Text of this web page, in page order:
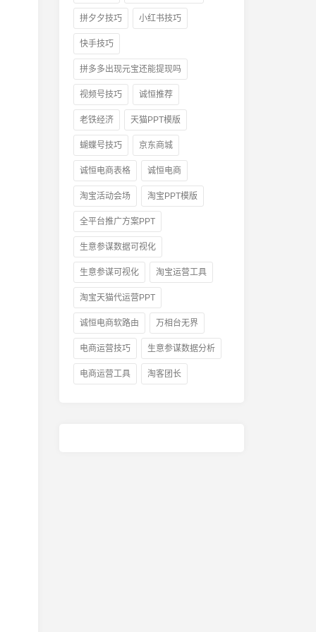
拼夕夕技巧 小红书技巧
快手技巧
拼多多出现元宝还能提现吗
视频号技巧 诚恒推荐
老铁经济 天猫PPT模版
蝴蝶号技巧 京东商城
诚恒电商表格 诚恒电商
淘宝活动会场 淘宝PPT模版
全平台推广方案PPT
生意参谋数据可视化
生意参谋可视化 淘宝运营工具
淘宝天猫代运营PPT
诚恒电商软路由 万相台无界
电商运营技巧 生意参谋数据分析
电商运营工具 淘客团长